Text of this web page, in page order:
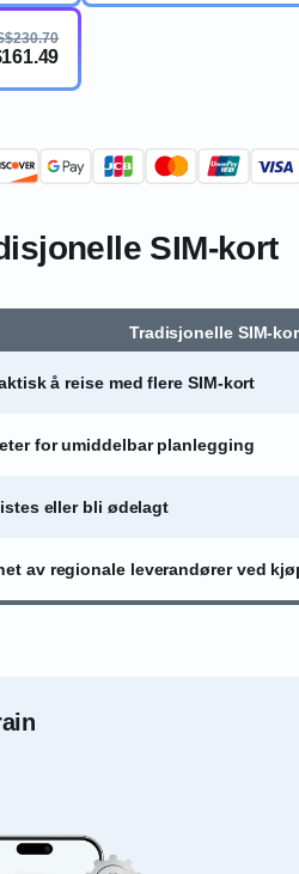
SIM-kort
Tradisjonelle SIM-
å reise med flere SIM-kort
for umiddelbar planlegging
eller bli ødelagt
av regionale leverandører ved